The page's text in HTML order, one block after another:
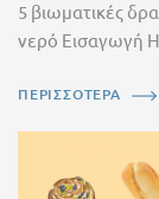
5 βιωματικές
νερό Εισαγωγή
ΠΕΡΙΣΣΟΤΕΡΑ